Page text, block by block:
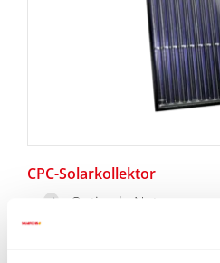
CPC-Solarkollektor
Optimale Nutzung von